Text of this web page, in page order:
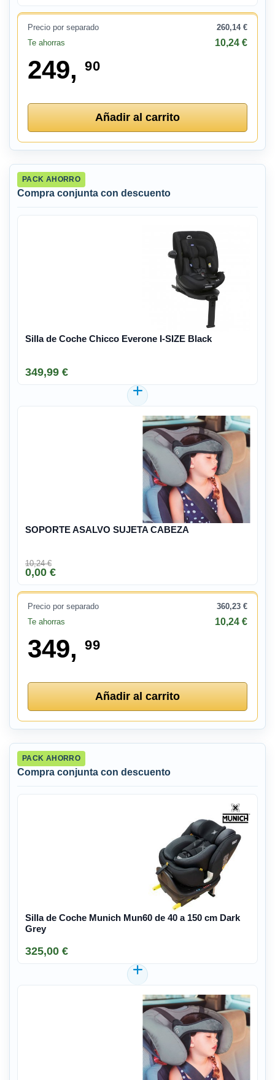
Precio por separado
260,14 €
Te ahorras
10,24 €
249, 90
Añadir al carrito
PACK AHORRO
Compra conjunta con descuento
Silla de Coche Chicco Everone I-SIZE Black
349,99 €
SOPORTE ASALVO SUJETA CABEZA
10,24 €
0,00 €
Precio por separado
360,23 €
Te ahorras
10,24 €
349, 99
Añadir al carrito
PACK AHORRO
Compra conjunta con descuento
Silla de Coche Munich Mun60 de 40 a 150 cm Dark
Grey
325,00 €